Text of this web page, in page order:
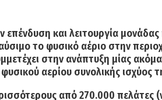
επένδυση και λειτουργία
το φυσικό αέριο στην
στην ανάπτυξη μίας
αερίου συνολικής ισχύος
από270.000 πελάτες